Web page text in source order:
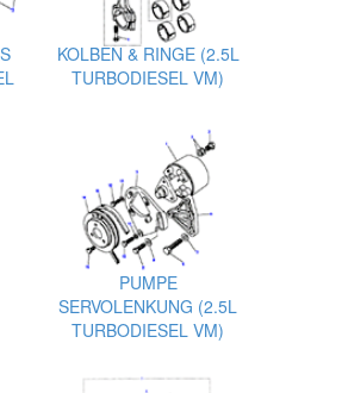
KOLBEN & RINGE (2.5L
TURBODIESEL VM)
PUMPE
SERVOLENKUNG (2.5L
TURBODIESEL VM)